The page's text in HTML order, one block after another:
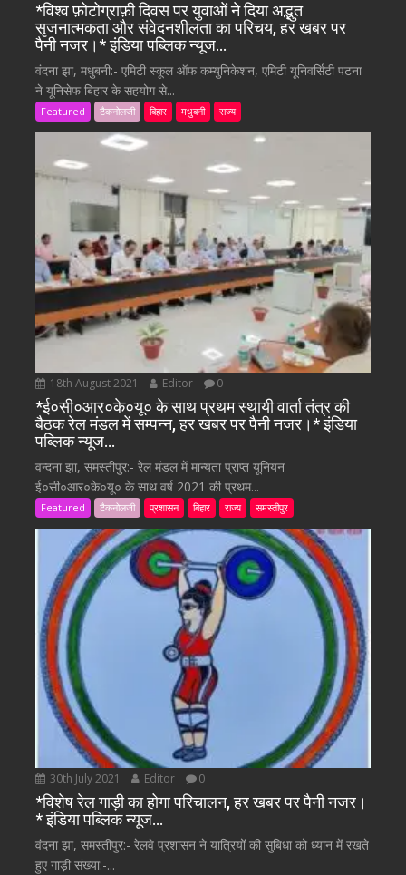
*विश्व फ़ोटोग्राफ़ी दिवस पर युवाओं ने दिया अद्भुत
सृजनात्मकता और संवेदनशीलता का परिचय, हर खबर पर
पैनी नजर।* इंडिया पब्लिक न्यूज…
वंदना झा, मधुबनी:- एमिटी स्कूल ऑफ कम्युनिकेशन, एमिटी यूनिवर्सिटी पटना
ने यूनिसेफ बिहार के सहयोग से...
Featured टैकनोलजी बिहार मधुबनी राज्य
18th August 2021 Editor 0
*ई०सी०आर०के०यू० के साथ प्रथम स्थायी वार्ता तंत्र की
बैठक रेल मंडल में सम्पन्न, हर खबर पर पैनी नजर।* इंडिया
पब्लिक न्यूज…
वन्दना झा, समस्तीपुर:- रेल मंडल में मान्यता प्राप्त यूनियन
ई०सी०आर०के०यू० के साथ वर्ष 2021 की प्रथम...
Featured टैकनोलजी प्रशासन बिहार राज्य समस्तीपुर
30th July 2021 Editor 0
*विशेष रेल गाड़ी का होगा परिचालन, हर खबर पर पैनी नजर।
* इंडिया पब्लिक न्यूज…
वंदना झा, समस्तीपुर:- रेलवे प्रशासन ने यात्रियों की सुबिधा को ध्यान में रखते
हुए गाड़ी संख्या:-...